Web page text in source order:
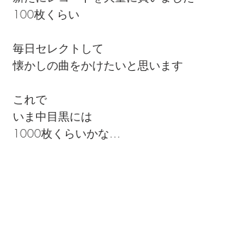
100枚くらい
毎日セレクトして
懐かしの曲をかけたいと思います
これで
いま中目黒には
1000枚くらいかな…